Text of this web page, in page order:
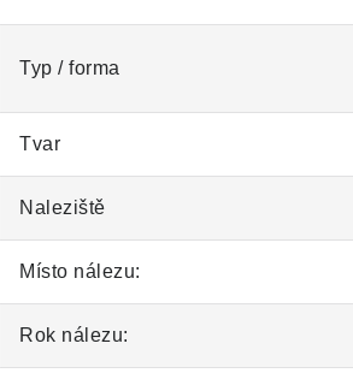
Typ / forma
Tvar
Naleziště
Místo nálezu:
Rok nálezu: